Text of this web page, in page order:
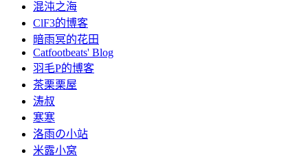
混沌之海
ClF3的博客
暗雨冥的花田
Catfootbeats' Blog
羽毛P的博客
茶栗栗屋
涛叔
寒寒
洛雨の小站
米露小窝